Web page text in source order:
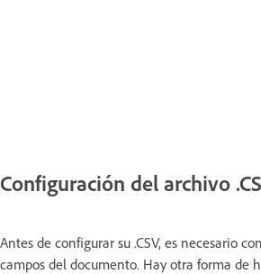
Configuración del archivo
Antes de configurar su .CSV, es necesario
campos del documento. Hay otra forma de